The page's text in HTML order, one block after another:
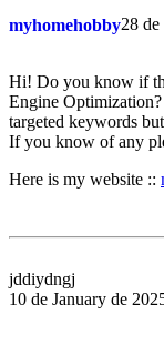
myhomehobby28
Hi! Do you know if
Engine
targeted keywords
If you know of any
Here is my website ::
jddiydngj
10 de January de